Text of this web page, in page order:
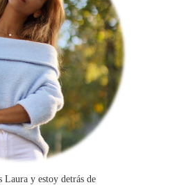
y estoy detrás de